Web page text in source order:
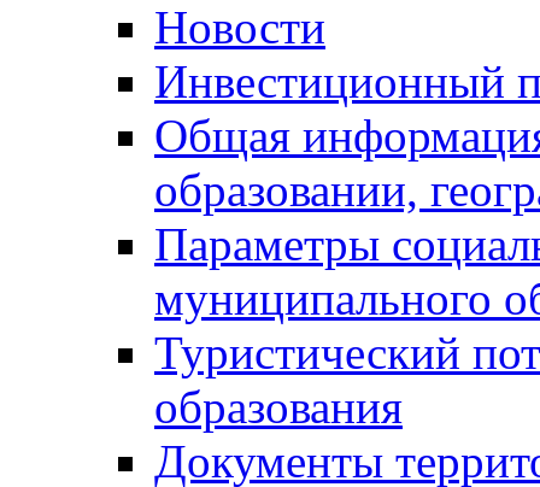
Новости
Инвестиционный
Общая
образовании,
Параметры
муниципального
Туристический
образования
Документы